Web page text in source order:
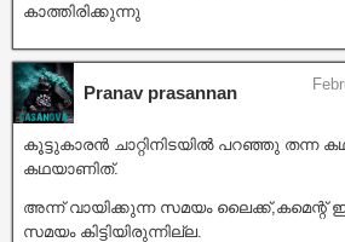
കാത്തിരിക്കുന്നു
Pranav prasannan
കൂട്ടുകാരൻ ചാറ്റിനിടയിൽ പറഞ്ഞു തന്ന
കഥയാണിത്.
അന്ന് വായിക്കുന്ന സമയം ലൈക്ക്,കമെന്റ്
സമയം കിട്ടിയിരുന്നില്ല.